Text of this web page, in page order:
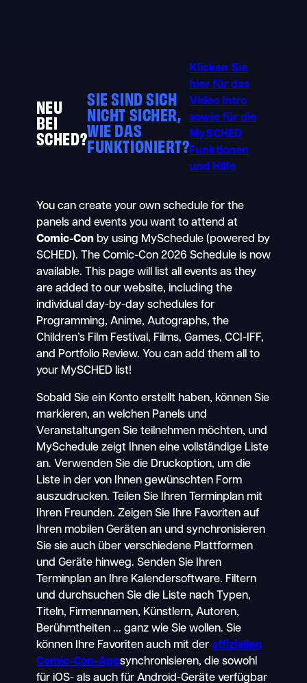
NEU
BEI
SCHED?
SIE SIND SICH
NICHT SICHER,
WIE DAS
FUNKTIONIERT?
Klicken Sie
hier für das
Video Intro
sowie für die
MySCHED
Funktionen
und Hilfe
You can create your own schedule for the
panels and events you want to attend at
Comic-Conby using MySchedule (powered by
SCHED). The Comic-Con 2026 Schedule is now
available. This page will list all events as they
are added to our website, including the
individual day-by-day schedules for
Programming, Anime, Autographs, the
Children’s Film Festival, Films, Games, CCI-IFF,
and Portfolio Review. You can add them all to
your MySCHED list!
Sobald Sie ein Konto erstellt haben, können Sie
markieren, an welchen Panels und
Veranstaltungen Sie teilnehmen möchten, und
MySchedule zeigt Ihnen eine vollständige Liste
an. Verwenden Sie die Druckoption, um die
Liste in der von Ihnen gewünschten Form
auszudrucken. Teilen Sie Ihren Terminplan mit
Ihren Freunden. Zeigen Sie Ihre Favoriten auf
Ihren mobilen Geräten an und synchronisieren
Sie sie auch über verschiedene Plattformen
und Geräte hinweg. Senden Sie Ihren
Terminplan an Ihre Kalendersoftware. Filtern
und durchsuchen Sie die Liste nach Typen,
Titeln, Firmennamen, Künstlern, Autoren,
Berühmtheiten ... ganz wie Sie wollen. Sie
können Ihre Favoriten auch mit der offiziellen
Comic-Con-Appsynchronisieren, die sowohl
für iOS- als auch für Android-Geräte verfügbar